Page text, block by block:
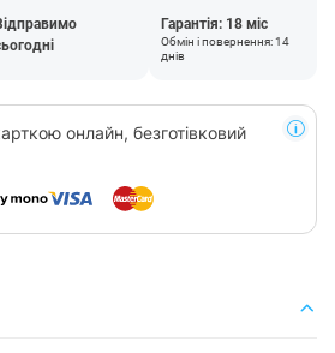
Гарантія: 18 міс
Обмін і повернення: 14
днів
онлайн, безготівковий